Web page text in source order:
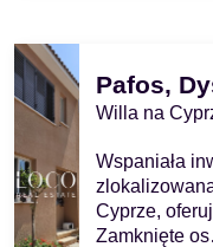
Pafos,
Willa na
Wspaniała
Cyprze,
Zamknięte